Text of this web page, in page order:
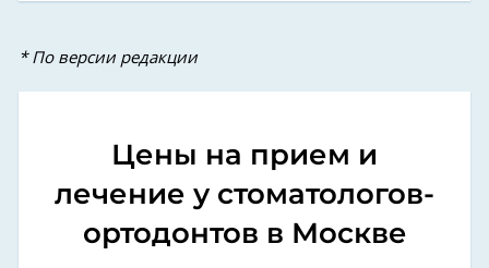
* По версии редакции
Цены на прием и
лечение у стоматологов-
ортодонтов в Москве